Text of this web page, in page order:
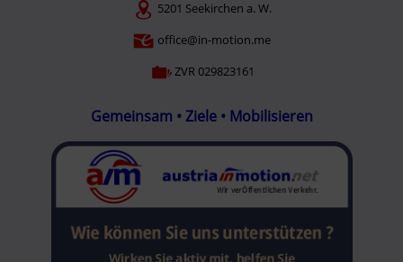
5201 Seekirchen a. W.
office@in-motion.me
ZVR 029823161
Gemeinsam • Ziele • Mobilisieren